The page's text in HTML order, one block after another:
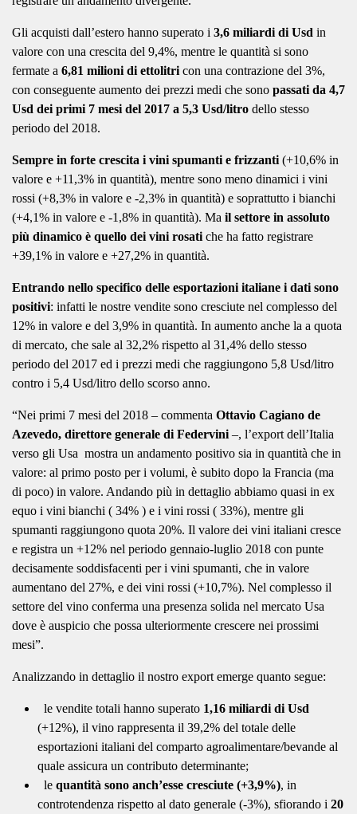
Gli acquisti dall’estero hanno superato i 3,6 miliardi di Usd in
valore con una crescita del 9,4%, mentre le quantità si sono
fermate a 6,81 milioni di ettolitri con una contrazione del 3%,
con conseguente aumento dei prezzi medi che sono passati da 4,7
Usd dei primi 7 mesi del 2017 a 5,3 Usd/litro dello stesso
periodo del 2018.
Sempre in forte crescita i vini spumanti e frizzanti (+10,6% in
valore e +11,3% in quantità), mentre sono meno dinamici i vini
rossi (+8,3% in valore e -2,3% in quantità) e soprattutto i bianchi
(+4,1% in valore e -1,8% in quantità). Ma il settore in assoluto
più dinamico è quello dei vini rosati che ha fatto registrare
+39,1% in valore e +27,2% in quantità.
Entrando nello specifico delle esportazioni italiane i dati sono
positivi: infatti le nostre vendite sono cresciute nel complesso del
12% in valore e del 3,9% in quantità. In aumento anche la a quota
di mercato, che sale al 32,2% rispetto al 31,4% dello stesso
periodo del 2017 ed i prezzi medi che raggiungono 5,8 Usd/litro
contro i 5,4 Usd/litro dello scorso anno.
“Nei primi 7 mesi del 2018 – commenta Ottavio Cagiano de
Azevedo, direttore generale di Federvini –, l’export dell’Italia
verso gli Usa mostra un andamento positivo sia in quantità che in
valore: al primo posto per i volumi, è subito dopo la Francia (ma
di poco) in valore. Andando più in dettaglio abbiamo quasi in ex
equo i vini bianchi ( 34% ) e i vini rossi ( 33%), mentre gli
spumanti raggiungono quota 20%. Il valore dei vini italiani cresce
e registra un +12% nel periodo gennaio-luglio 2018 con punte
decisamente soddisfacenti per i vini spumanti, che in valore
aumentano del 27%, e dei vini rossi (+10,7%). Nel complesso il
settore del vino conferma una presenza solida nel mercato Usa
dove è auspicio che possa ulteriormente crescere nei prossimi
mesi”.
Analizzando in dettaglio il nostro export emerge quanto segue:
le vendite totali hanno superato 1,16 miliardi di Usd
(+12%), il vino rappresenta il 39,2% del totale delle
esportazioni italiani del comparto agroalimentare/bevande al
quale assicura un contributo determinante;
le quantità sono anch’esse cresciute (+3,9%), in
controtendenza rispetto al dato generale (-3%), sfiorando i 20